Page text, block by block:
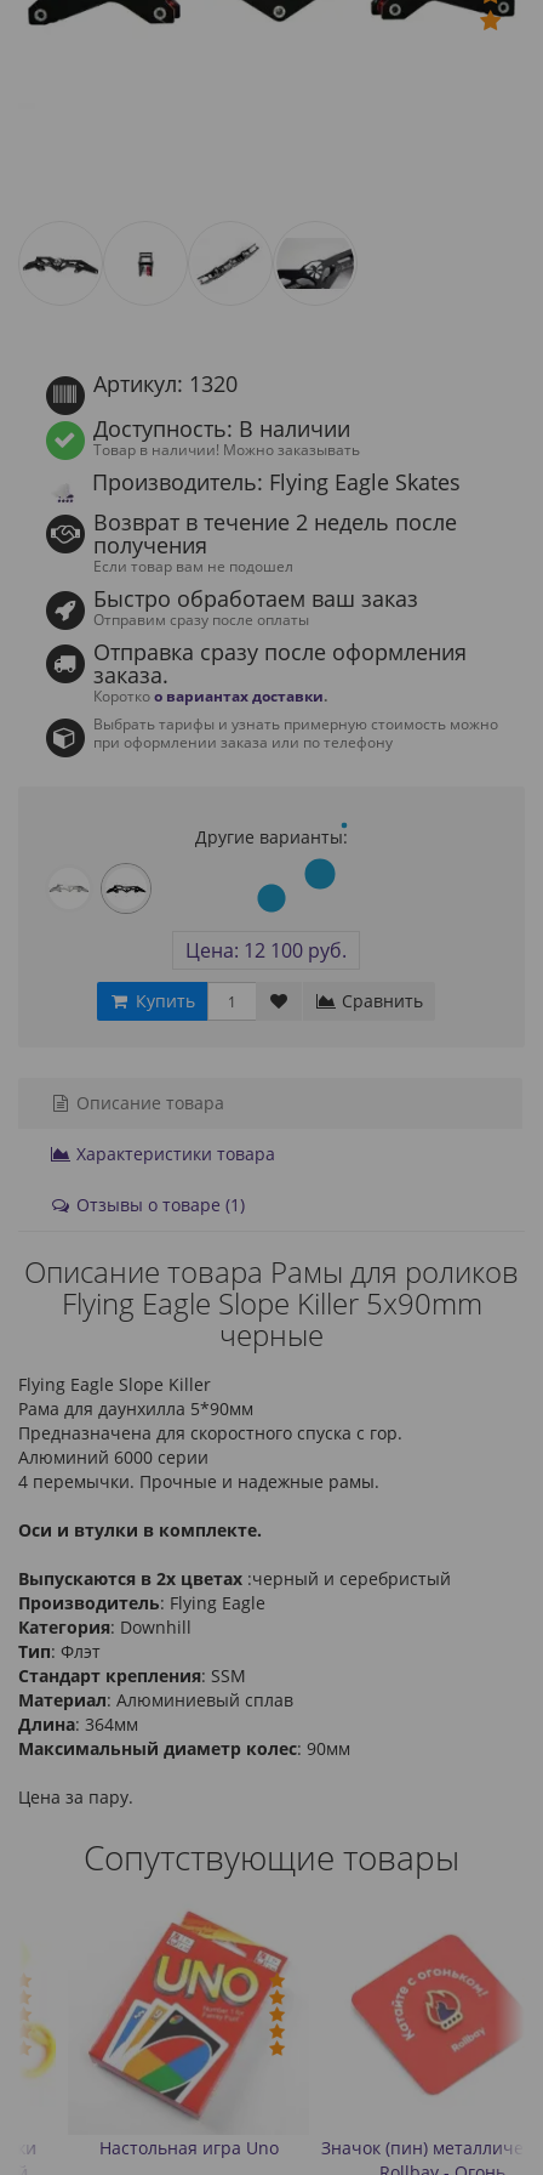
Артикул: 1320
Доступность: В наличии
Товар в наличии! Можно заказывать
Производитель: Flying Eagle Skates
Возврат в течение 2 недель после
получения
Если товар вам не подошел
Быстро обработаем ваш заказ
Отправим сразу после оплаты
Отправка сразу после оформления
заказа.
Короткоо вариантах доставки.
Выбрать тарифы и узнать примерную стоимость можно
при оформлении заказа или по телефону
Другие варианты:
Цена: 12 100 руб.
Купить Сравнить
Описание товара
Характеристики товара
Отзывы о товаре (1)
Описание товара Рамы для роликов
Flying Eagle Slope Killer 5x90mm
черные
Flying Eagle Slope Killer
Рама для даунхилла 5*90мм
Предназначена для скоростного спуска с гор.
Алюминий 6000 серии
4 перемычки. Прочные и надежные рамы.
Оси и втулки в комплекте.
Выпускаются в 2х цветах :черный и серебристый
Производитель: Flying Eagle
Категория: Downhill
Тип: Флэт
Стандарт крепления: SSM
Материал: Алюминиевый сплав
Длина: 364мм
Максимальный диаметр колес: 90мм
Цена за пару.
Сопутствующие товары
Настольная игра Uno
Значок (пин) металлический